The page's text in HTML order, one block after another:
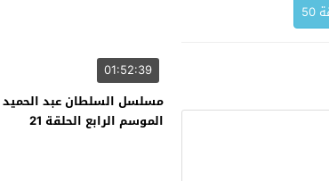
01:52:39
مسلسل السلطان عبد الحميد
الموسم الرابع الحلقة 21